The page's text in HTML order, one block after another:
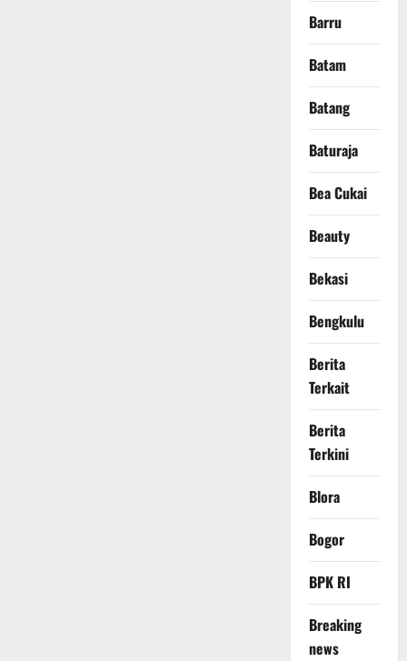
Barru
Batam
Batang
Baturaja
Bea Cukai
Beauty
Bekasi
Bengkulu
Berita
Terkait
Berita
Terkini
Blora
Bogor
BPK RI
Breaking
news